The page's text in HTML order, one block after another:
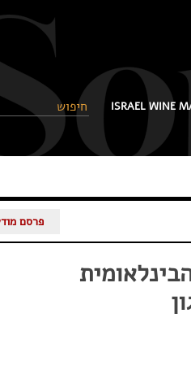
ISRAEL WINE
פרסם